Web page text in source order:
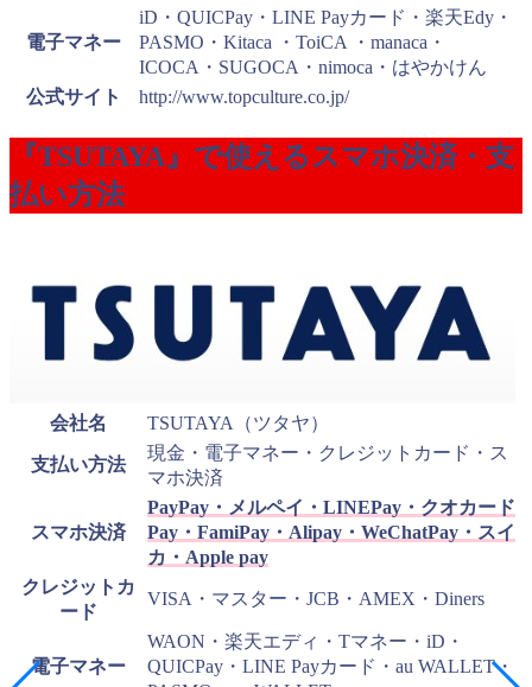
電子マネー
iD・QUICPay・LINE Payカード・楽天Edy・
PASMO・Kitaca ・ToiCA ・manaca・
ICOCA・SUGOCA・nimoca・はやかけん
公式サイト
http://www.topculture.co.jp/
『TSUTAYA』で使えるスマホ決済・支
払い方法
会社名 TSUTAYA（ツタヤ）
支払い方法
現金・電子マネー・クレジットカード・ス
マホ決済
スマホ決済
PayPay・メルペイ・LINEPay・クオカード
Pay・FamiPay・Alipay・WeChatPay・スイ
カ・Apple pay
クレジットカ
ード
VISA・マスター・JCB・AMEX・Diners
電子マネー
WAON・楽天エディ・Tマネー・iD・
QUICPay・LINE Payカード・au WALLET・